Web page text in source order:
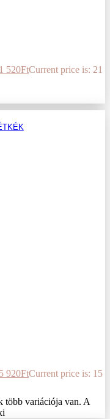
520FtCurrent price is: 21
920FtCurrent price is: 15
több variációja van. A